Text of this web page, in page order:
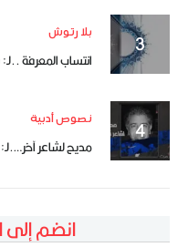
بلا رتوش
انتساب المعرفة
نصوص أدبية
مديح لشاعر
انضم إلى